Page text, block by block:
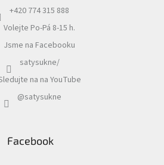
+420 774 315 888
Volejte Po-Pá 8-15 h.
Jsme na Facebooku
satysukne/
na na YouTube
@satysukne
Facebook